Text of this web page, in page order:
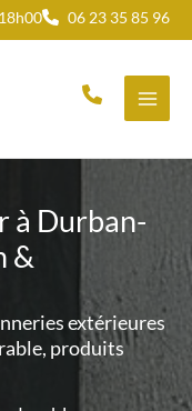
06 23 35 85 96
à Durban-
&
extérieures
produits